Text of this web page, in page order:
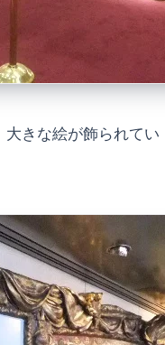
きな絵が飾られてい